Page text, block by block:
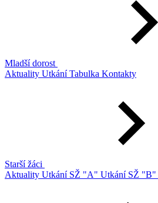
Mladší dorost
Aktuality UtkáníTabulka Kontakty
Starší žáci
Aktuality Utkání SŽ "A" Utkání SŽ "B"